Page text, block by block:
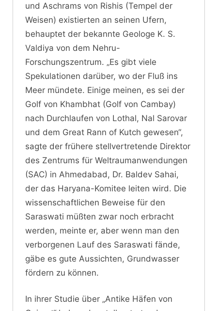
und Aschrams von Rishis (Tempel der
Weisen) existierten an seinen Ufern,
behauptet der bekannte Geologe K. S.
Valdiya von dem Nehru-
Forschungszentrum. „Es gibt viele
Spekulationen darüber, wo der Fluß ins
Meer mündete. Einige meinen, es sei der
Golf von Khambhat (Golf von Cambay)
nach Durchlaufen von Lothal, Nal Sarovar
und dem Great Rann of Kutch gewesen“,
sagte der frühere stellvertretende Direktor
des Zentrums für Weltraumanwendungen
(SAC) in Ahmedabad, Dr. Baldev Sahai,
der das Haryana-Komitee leiten wird. Die
wissenschaftlichen Beweise für den
Saraswati müßten zwar noch erbracht
werden, meinte er, aber wenn man den
verborgenen Lauf des Saraswati fände,
gäbe es gute Aussichten, Grundwasser
fördern zu können.
In ihrer Studie über „Antike Häfen von